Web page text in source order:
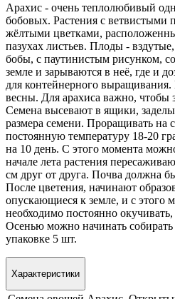
Арахис - очень теплолюбивый
бобовых. Растения с ветвистыми
жёлтыми цветками,
пазухах листьев. Плоды -
бобы, с паутинистым рисунком,
земле и зарываются в неё, где и
для контейнерного
весны. Для арахиса важно, чтобы
Семена высевают в ящики,
размера семени. Проращивать на
постоянную температуру 18-20
на 10 день. С этого момента
начале лета растения
см друг от друга. Почва должна
После цветения, начинают
опускающиеся к земле, и с этого
необходимо постоянно
Осенью можно начинать
упаковке 5 шт.
Характеристики